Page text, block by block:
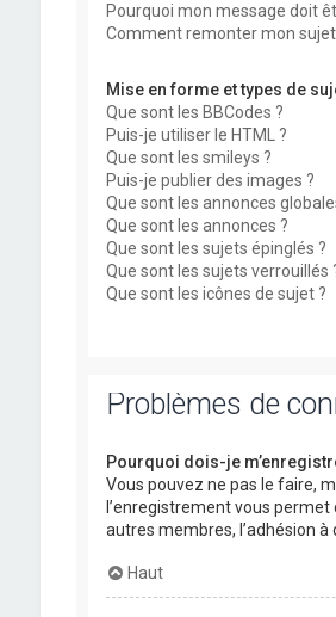
Pourquoi mon message doit
Comment remonter mon sujet
Mise en forme et types de
Que sont les BBCodes ?
Puis-je utiliser le HTML ?
Que sont les smileys ?
Puis-je publier des images ?
Que sont les annonces
Que sont les annonces ?
Que sont les sujets épinglés ?
Que sont les sujets verrouillés
Que sont les icônes de sujet ?
Problèmes de
Pourquoi dois-je
Vous pouvez ne pas le faire,
l’enregistrement vous
autres membres, l’adhésion
Haut